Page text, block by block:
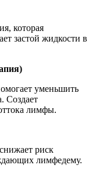
которая
застой жидкости в
уменьшить
Создает
лимфы.
риск
лимфедему.